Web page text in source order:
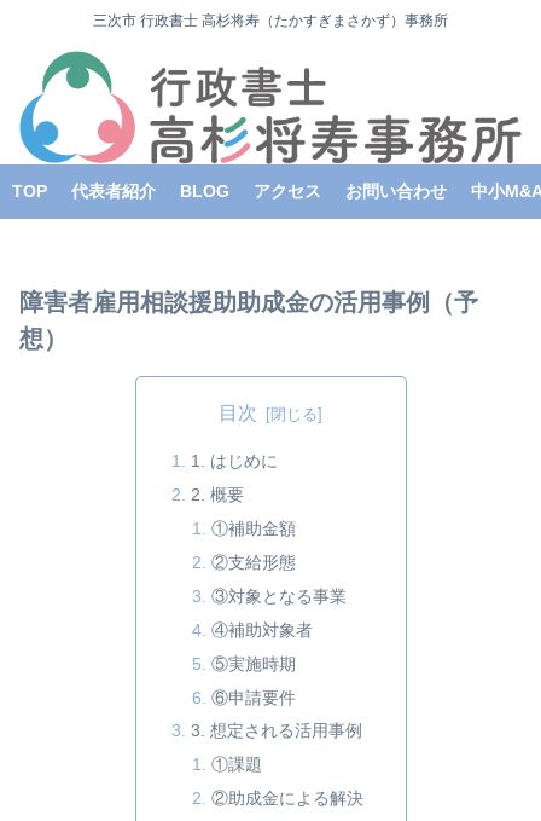
三次市 行政書士 高杉将寿（たかすぎまさかず）事務所
TOP 代表者紹介 BLOG アクセス お問い合わせ 中小
障害者雇用相談援助助成金の活用事例（予
想）
目次
1. はじめに
2. 概要
①補助金額
②支給形態
③対象となる事業
④補助対象者
⑤実施時期
⑥申請要件
3. 想定される活用事例
①課題
②助成金による解決